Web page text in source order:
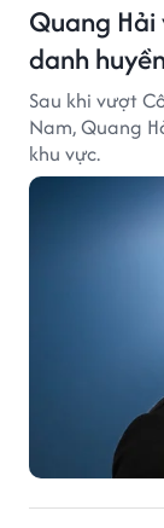
Quang
danh
Sau khi vượt
Nam, Quang
khu vực.